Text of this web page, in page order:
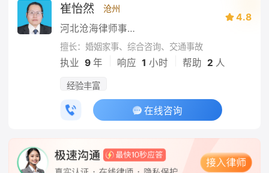
崔怡然 沧州
河北沧海律师事务所
4.8
擅长：婚姻家事、综合咨询、交通事故
执业 9 年 响应 1 小时 帮助 2 人
经验丰富
在线咨询